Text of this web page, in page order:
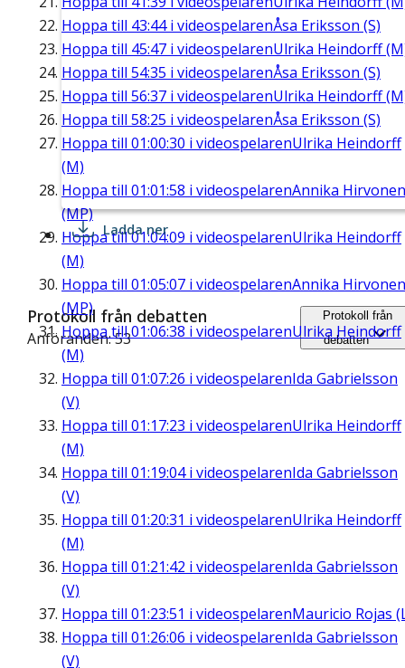
Hoppa till 43:44i videospelarenÅsa Eriksson (S)
Hoppa till 45:47 i videospelarenUlrika Heindorff
Hoppa till 54:35 i videospelarenÅsa Eriksson (S)
Hoppa till 56:37 i videospelarenUlrika Heindorff
Hoppa till 58:25 i videospelarenÅsa Eriksson (S)
Hoppa till 01:00:30 i videospelarenUlrika Heindorff
(M)
Hoppa till 01:01:58 i videospelarenAnnika Hirvonen
(MP)
Hoppa till01:04:09 i videospelarenUlrika Heindorff
(M)
Hoppa till 01:05:07 i videospelarenAnnika Hirvonen
(MP)
Hoppa till01:06:38 i videospelarenUlrika Heindorff
(M)
Hoppa till 01:07:26 i videospelarenIda Gabrielsson
(V)
Hoppa till 01:17:23 i videospelarenUlrika Heindorff
(M)
Hoppa till 01:19:04i videospelarenIda Gabrielsson
(V)
Hoppa till 01:20:31 i videospelarenUlrika Heindorff
(M)
Hoppa till 01:21:42 i videospelarenIda Gabrielsson
(V)
Hoppa till 01:23:51 i videospelarenMauricio Rojas
Hoppa till 01:26:06 i videospelarenIda Gabrielsson
(V)
Ladda ner
Protokoll från debatten
Anföranden: 53
Protokoll från
debatten